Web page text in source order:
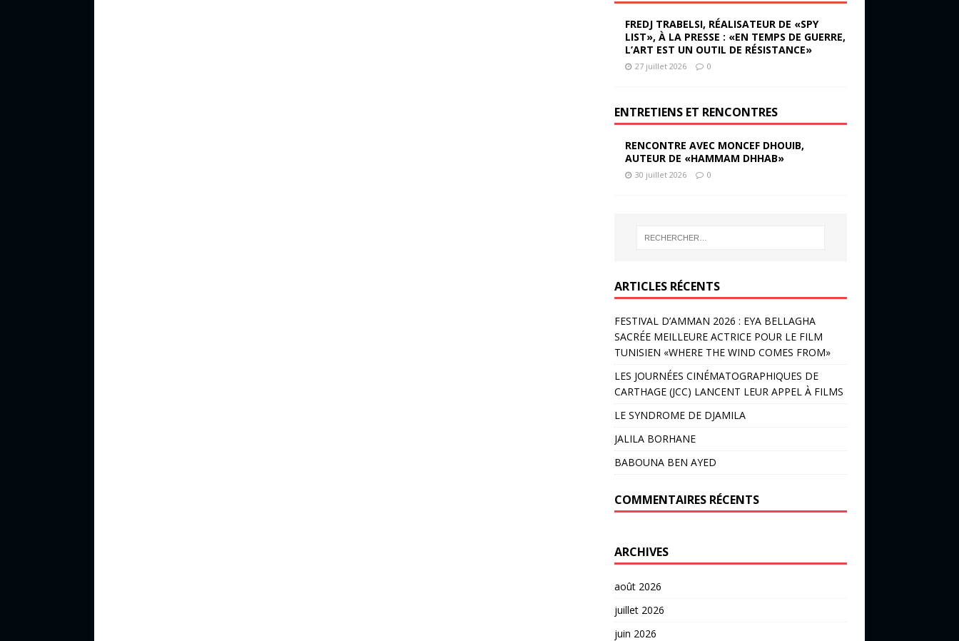
FREDJ TRABELSI, RÉALISATEUR DE «SPY
LIST», À LA PRESSE : «EN TEMPS DE GUERRE,
L’ART EST UN OUTIL DE RÉSISTANCE»
27 juillet 2026 0
ENTRETIENS ET RENCONTRES
RENCONTRE AVEC MONCEF DHOUIB,
AUTEUR DE «HAMMAM DHHAB»
30 juillet 2026 0
ARTICLES RÉCENTS
FESTIVAL D’AMMAN 2026 : EYA BELLAGHA
SACRÉE MEILLEURE ACTRICE POUR LE FILM
TUNISIEN «WHERE THE WIND COMES FROM»
LES JOURNÉES CINÉMATOGRAPHIQUES DE
CARTHAGE (JCC) LANCENT LEUR APPEL À FILMS
LE SYNDROME DE DJAMILA
JALILA BORHANE
BABOUNA BEN AYED
COMMENTAIRES RÉCENTS
ARCHIVES
août 2026
juillet 2026
juin 2026